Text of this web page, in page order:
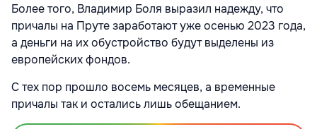
Более того, Владимир Боля выразил надежду, что
причалы на Пруте заработают уже осенью 2023 года,
а деньги на их обустройство будут выделены из
европейских фондов.
С тех пор прошло восемь месяцев, а временные
причалы так и остались лишь обещанием.